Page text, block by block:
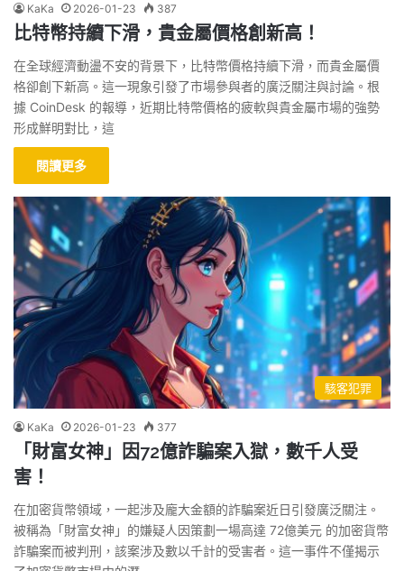
KaKa 2026-01-23 387
比特幣持續下滑，貴金屬價格創新高！
在全球經濟動盪不安的背景下，比特幣價格持續下滑，而貴金屬價
格卻創下新高。這一現象引發了市場參與者的廣泛關注與討論。根
據 CoinDesk 的報導，近期比特幣價格的疲軟與貴金屬市場的強勢
形成鮮明對比，這
閱讀更多
駭客犯罪
KaKa 2026-01-23 377
「財富女神」因72億詐騙案入獄，數千人受
害！
在加密貨幣領域，一起涉及龐大金額的詐騙案近日引發廣泛關注。
被稱為「財富女神」的嫌疑人因策劃一場高達 72億美元 的加密貨幣
詐騙案而被判刑，該案涉及數以千計的受害者。這一事件不僅揭示